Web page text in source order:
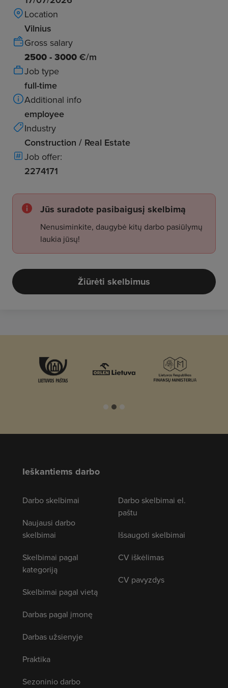
Location
Vilnius
Gross salary
2500 - 3000 €/m
Job type
full-time
Additional info
employee
Industry
Construction / Real Estate
Job offer:
2274171
Jūs suradote pasibaigusį skelbimą
Nenusiminkite, daugybė kitų darbo pasiūlymų
laukia jūsų!
Žiūrėti skelbimus
Ieškantiems darbo
Darbo skelbimai
Naujausi darbo
skelbimai
Skelbimai pagal
kategoriją
Skelbimai pagal vietą
Darbas pagal įmonę
Darbas užsienyje
Praktika
Sezoninio darbo
Darbo skelbimai el.
paštu
Išsaugoti skelbimai
CV iškėlimas
CV pavyzdys